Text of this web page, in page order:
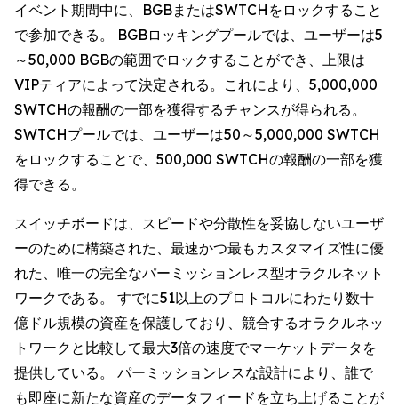
イベント期間中に、BGBまたはSWTCHをロックすること
で参加できる。 BGBロッキングプールでは、ユーザーは5
～50,000 BGBの範囲でロックすることができ、上限は
VIPティアによって決定される。これにより、5,000,000
SWTCHの報酬の一部を獲得するチャンスが得られる。
SWTCHプールでは、ユーザーは50～5,000,000 SWTCH
をロックすることで、500,000 SWTCHの報酬の一部を獲
得できる。
スイッチボードは、スピードや分散性を妥協しないユーザ
ーのために構築された、最速かつ最もカスタマイズ性に優
れた、唯一の完全なパーミッションレス型オラクルネット
ワークである。 すでに51以上のプロトコルにわたり数十
億ドル規模の資産を保護しており、競合するオラクルネッ
トワークと比較して最大3倍の速度でマーケットデータを
提供している。 パーミッションレスな設計により、誰で
も即座に新たな資産のデータフィードを立ち上げることが